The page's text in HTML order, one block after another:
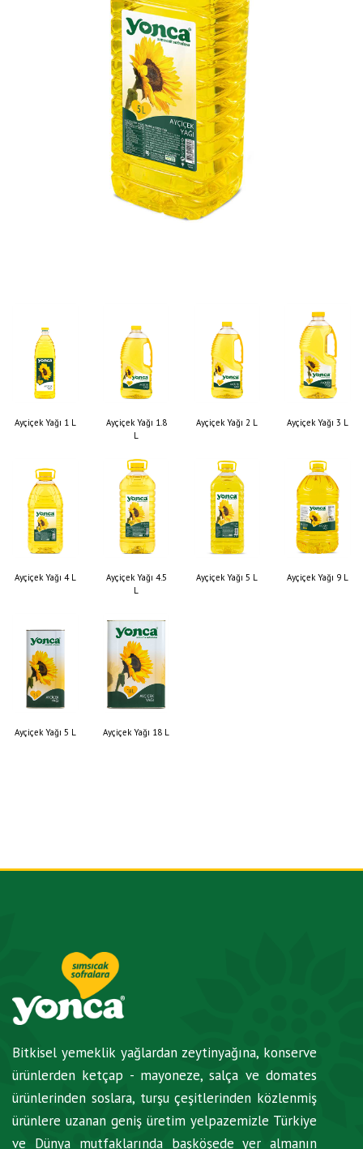
Ayçiçek Yağı 1 L
Ayçiçek Yağı 1.8
L
Ayçiçek Yağı 2 L Ayçiçek Yağı 3 L
Ayçiçek Yağı 4 L
Ayçiçek Yağı 4.5
L
Ayçiçek Yağı 5 L Ayçiçek Yağı 9 L
Ayçiçek Yağı 5 L Ayçiçek Yağı 18 L
Bitkisel yemeklik yağlardan zeytinyağına, konserve
ürünlerden ketçap - mayoneze, salça ve domates
ürünlerinden soslara, turşu çeşitlerinden közlenmiş
ürünlere uzanan geniş üretim yelpazemizle Türkiye
ve Dünya mutfaklarında başköşede yer almanın